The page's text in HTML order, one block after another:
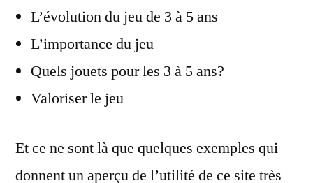
L’évolution du jeu de 3 à 5 ans
L’importance du jeu
Quels jouets pour les 3 à 5 ans?
Valoriser le jeu
Et ce ne sont là que quelques exemples qui
donnent un aperçu de l’utilité de ce site très